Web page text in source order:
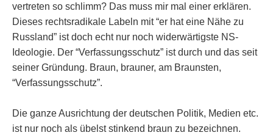
vertreten so schlimm? Das muss mir mal einer erklären.
Dieses rechtsradikale Labeln mit “er hat eine Nähe zu
Russland” ist doch echt nur noch widerwärtigste NS-
Ideologie. Der “Verfassungsschutz” ist durch und das seit
seiner Gründung. Braun, brauner, am Braunsten,
“Verfassungsschutz”.
Die ganze Ausrichtung der deutschen Politik, Medien etc.
ist nur noch als übelst stinkend braun zu bezeichnen.